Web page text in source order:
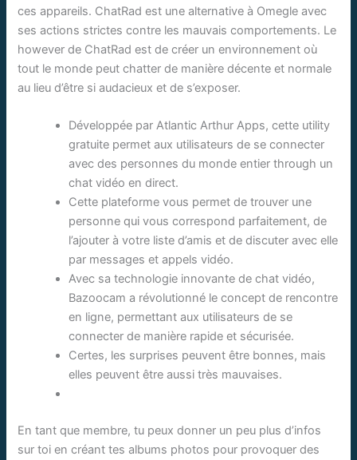
ces appareils. ChatRad est une alternative à Omegle avec
ses actions strictes contre les mauvais comportements. Le
however de ChatRad est de créer un environnement où
tout le monde peut chatter de manière décente et normale
au lieu d’être si audacieux et de s’exposer.
Développée par Atlantic Arthur Apps, cette utility
gratuite permet aux utilisateurs de se connecter
avec des personnes du monde entier through un
chat vidéo en direct.
Cette plateforme vous permet de trouver une
personne qui vous correspond parfaitement, de
l’ajouter à votre liste d’amis et de discuter avec elle
par messages et appels vidéo.
Avec sa technologie innovante de chat vidéo,
Bazoocam a révolutionné le concept de rencontre
en ligne, permettant aux utilisateurs de se
connecter de manière rapide et sécurisée.
Certes, les surprises peuvent être bonnes, mais
elles peuvent être aussi très mauvaises.
En tant que membre, tu peux donner un peu plus d’infos
sur toi en créant tes albums photos pour provoquer des